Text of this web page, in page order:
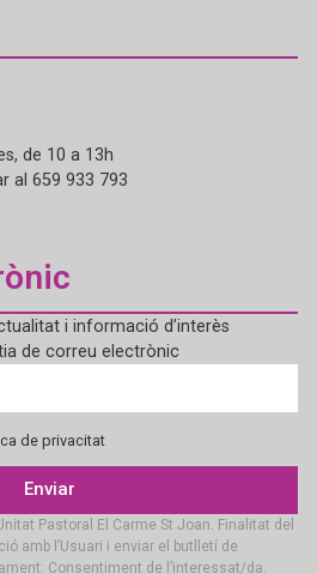
de 10 a 13h
al 659 933 793
i informació d’interès
de correu electrònic
de privacitat
Enviar
Pastoral El Carme St Joan. Finalitat del
amb l’Usuari i enviar el butlletí de
Consentiment de l’interessat/da.